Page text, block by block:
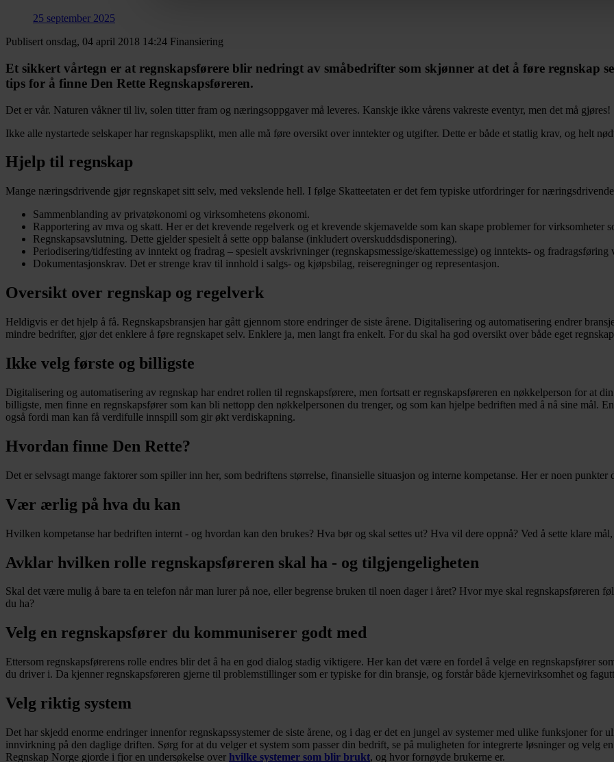
25 september 2025
Publisert onsdag, 04 april 2018 14:24 Finansiering
Et sikkert vårtegn er at regnskapsførere blir nedringt av småbedrifter som skjønner at det å føre regnskap
tips for å finne Den Rette Regnskapsføreren.
Det er vår. Naturen våkner til liv, solen titter fram og næringsoppgaver må leveres. Kanskje ikke vårens vakreste eventyr, men det må gjøres!
Ikke alle nystartede selskaper har regnskapsplikt, men alle må føre oversikt over inntekter og utgifter. Dette er både et statlig krav, og helt
Hjelp til regnskap
Mange næringsdrivende gjør regnskapet sitt selv, med vekslende hell. I følge Skatteetaten er det fem typiske utfordringer for
Sammenblanding av privatøkonomi og virksomhetens økonomi.
Rapportering av mva og skatt. Her er det krevende regelverk og et krevende skjemavelde som kan skape problemer for virksomheter
Regnskapsavslutning. Dette gjelder spesielt å sette opp balanse (inkludert overskuddsdisponering).
Periodisering/tidfesting av inntekt og fradrag – spesielt avskrivninger (regnskapsmessige/skattemessige) og inntekts- og fradragsføring
Dokumentasjonskrav. Det er strenge krav til innhold i salgs- og kjøpsbilag, reiseregninger og representasjon.
Oversikt over regnskap og regelverk
Heldigvis er det hjelp å få. Regnskapsbransjen har gått gjennom store endringer de siste årene. Digitalisering og automatisering endrer
mindre bedrifter, gjør det enklere å føre regnskapet selv. Enklere ja, men langt fra enkelt. For du skal ha god oversikt over både eget
Ikke velg første og billigste
Digitalisering og automatisering av regnskap har endret rollen til regnskapsførere, men fortsatt er regnskapsføreren en nøkkelperson for at
billigste, men finne en regnskapsfører som kan bli nettopp den nøkkelpersonen du trenger, og som kan hjelpe bedriften med å nå sine mål.
også fordi man kan få verdifulle innspill som gir økt verdiskapning.
Hvordan finne Den Rette?
Det er selvsagt mange faktorer som spiller inn her, som bedriftens størrelse, finansielle situasjon og interne kompetanse. Her er noen
Vær ærlig på hva du kan
Hvilken kompetanse har bedriften internt - og hvordan kan den brukes? Hva bør og skal settes ut? Hva vil dere oppnå? Ved å sette klare
Avklar hvilken rolle regnskapsføreren skal ha - og tilgjengeligheten
Skal det være mulig å bare ta en telefon når man lurer på noe, eller begrense bruken til noen dager i året? Hvor mye skal
du ha?
Velg en regnskapsfører du kommuniserer godt med
Ettersom regnskapsførerens rolle endres blir det å ha en god dialog stadig viktigere. Her kan det være en fordel å velge en regnskapsfører
du driver i. Da kjenner regnskapsføreren gjerne til problemstillinger som er typiske for din bransje, og forstår både kjernevirksomhet og
Velg riktig system
Det har skjedd enorme endringer innenfor regnskapssystemer de siste årene, og i dag er det en jungel av systemer med ulike funksjoner
innvirkning på den daglige driften. Sørg for at du velger et system som passer din bedrift, se på muligheten for integrerte løsninger og velg
Regnskap Norge gjorde i fjor en undersøkelse over hvilke systemer som blir brukt, og hvor fornøyde brukerne er.